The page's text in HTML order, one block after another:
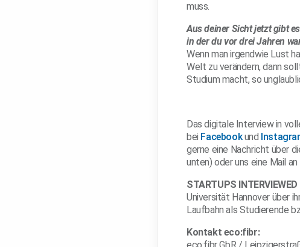
muss.
Aus deiner Sicht jetzt gibt
in der du vor drei Jahren
Wenn man irgendwie Lust
Welt zu verändern, dann
Studium macht, so
Das digitale Interview in
bei Facebookund
gerne eine Nachricht über
unten) oder uns eine Mail an
STARTUPS INTERVIEWED
Universität Hannover über
Laufbahn als Studierende
Kontakt eco:fibr: